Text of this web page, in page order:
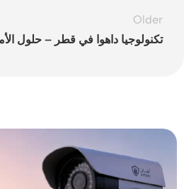
Older
تكنولوجيا داهوا في قطر – حلول